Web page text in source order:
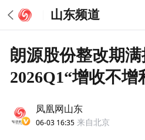
山东频道
朗源股份整改期满
2026Q1“增收不增
凤凰网山东
06-03 16:35 来自北京